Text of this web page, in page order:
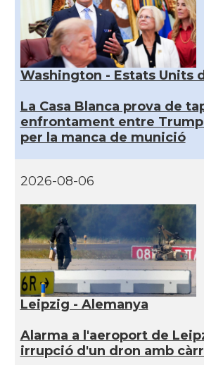
Washington - Estats Units
La Casa Blanca prova de
enfrontament entre
per la manca de munició
2026-08-06
Leipzig - Alemanya
Alarma a l'aeroport de
irrupció d'un dron amb